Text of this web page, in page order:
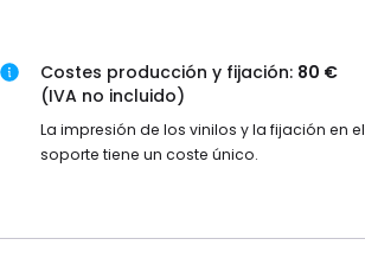
Costes producción y fijación: 80 €
(IVA no incluido)
La impresión de los vinilos y la fijación en el
soporte tiene un coste único.